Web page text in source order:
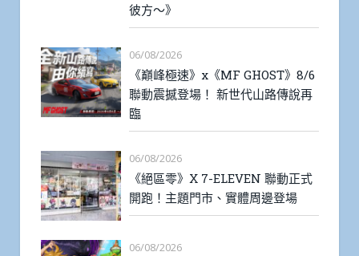
彼方～》
06/08/2026
《巔峰極速》x《MF GHOST》8/6
聯動震撼登場！ 新世代山路傳說再
臨
06/08/2026
《絕區零》X 7-ELEVEN 聯動正式
開跑！主題門市、實體周邊登場
06/08/2026